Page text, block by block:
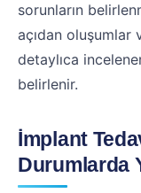
sorunların
açıdan oluşumlar
detaylıca
belirlenir.
İmplant
Durumlarda